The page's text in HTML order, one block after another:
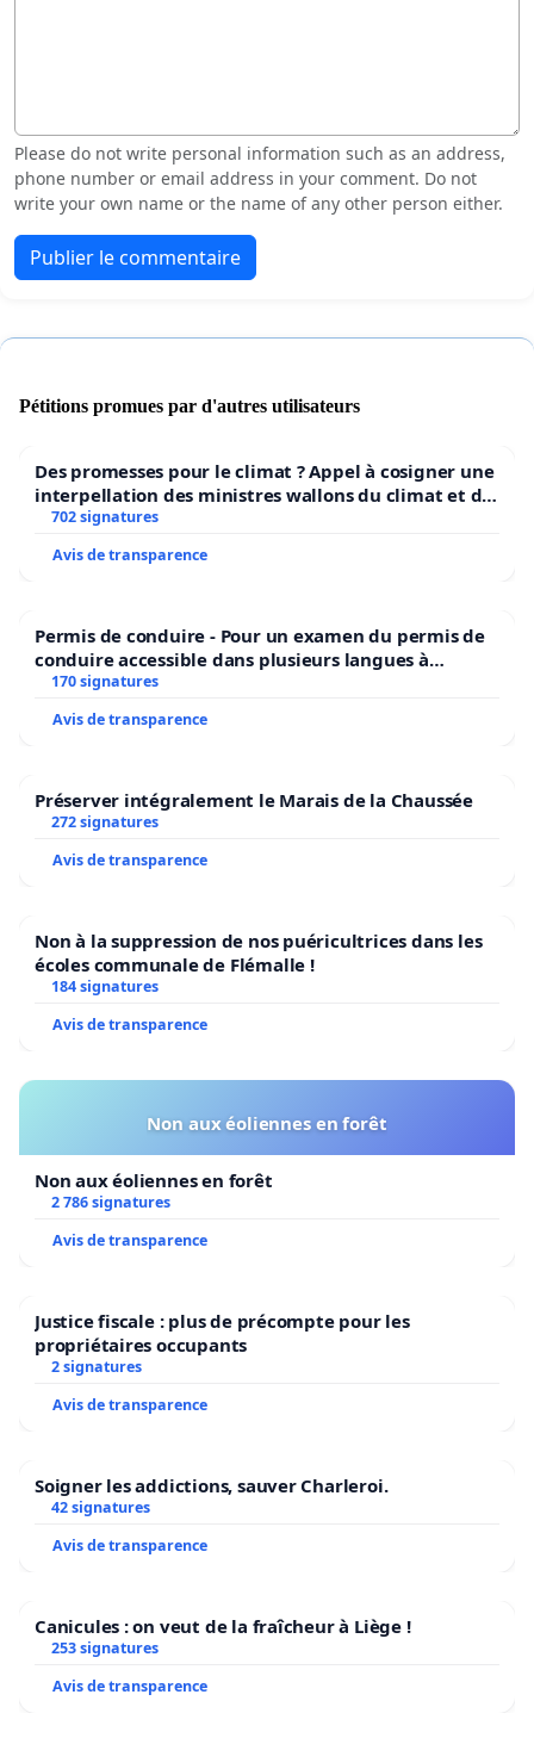
Please do not write personal information such as an address,
phone number or email address in your comment. Do not
write your own name or the name of any other person either.
Publier le commentaire
Pétitions promues par d'autres utilisateurs
Des promesses pour le climat ? Appel à cosigner une
interpellation des ministres wallons du climat et de
l’environnement.
702 signatures
Avis de transparence
Permis de conduire - Pour un examen du permis de
conduire accessible dans plusieurs langues à
Bruxelles
170 signatures
Avis de transparence
Préserver intégralement le Marais de la Chaussée
272 signatures
Avis de transparence
Non à la suppression de nos puéricultrices dans les
écoles communale de Flémalle !
184 signatures
Avis de transparence
Non aux éoliennes en forêt
Non aux éoliennes en forêt
2 786 signatures
Avis de transparence
Justice fiscale : plus de précompte pour les
propriétaires occupants
2 signatures
Avis de transparence
Soigner les addictions, sauver Charleroi.
42 signatures
Avis de transparence
Canicules : on veut de la fraîcheur à Liège !
253 signatures
Avis de transparence